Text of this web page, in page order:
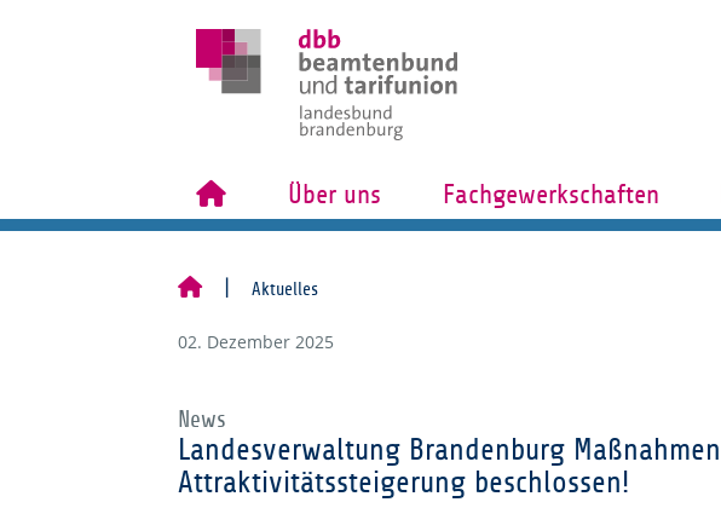
Über uns Fachgewerkschaften
Aktuelles
02. Dezember 2025
News
Landesverwaltung Brandenburg
Attraktivitätssteigerung beschlossen!